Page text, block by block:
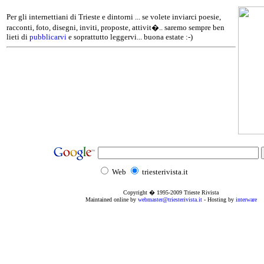
Per gli internettiani di Trieste e dintorni ... se volete inviarci poesie,
racconti, foto, disegni, inviti, proposte, attivit�.. saremo sempre ben
lieti di pubblicarvi e soprattutto leggervi... buona estate :-)
Web triesterivista.it
Copyright � 1995-2009 Trieste Rivista
Maintained online by webmaster@triesterivista.it- Hosting by interware